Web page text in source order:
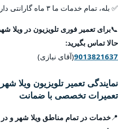
✅ بله، تمام خدمات ما ۳ ماه گارانتی دارد.
📞برای تعمیر فوری تلویزیون در ویلا
حالا تماس بگیرید:
9013821637(آقای نیازی)
نمایندگی تعمیر تلویزیون ویلا
تعمیرات تخصصی با ضمانت
📍خدمات در تمام مناطق ویلا شهر و